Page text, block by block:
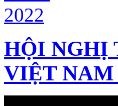
HỘI NGHỊ
VIỆT NAM